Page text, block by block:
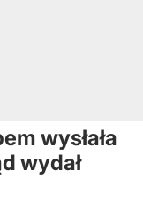
wysłała
wydał